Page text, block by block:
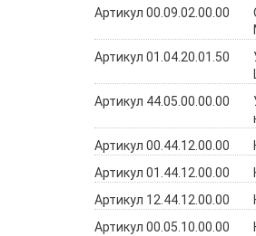
Артикул 00.09.02.00.00
Артикул 01.04.20.01.50
Артикул 44.05.00.00.00
Артикул 00.44.12.00.00
Артикул 01.44.12.00.00
Артикул 12.44.12.00.00
Артикул 00.05.10.00.00